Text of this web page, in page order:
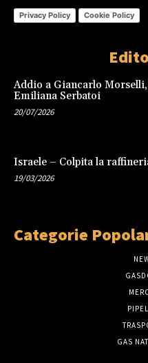
Privacy Policy Cookie Policy
Addio a Giancarlo
Emiliana Serbatoi
20/07/2026
Israele – Colpita la
19/03/2026
Categorie
GAS